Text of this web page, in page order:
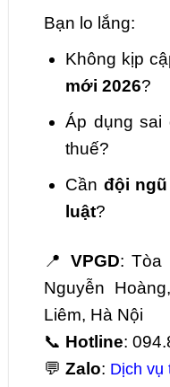
Bạn lo lắng:
Không kịp
mới 2026?
Áp dụng sai
thuế?
Cần đội
luật?
📍 VPGD: Tòa
Nguyễn
Liêm, Hà Nội
📞 Hotline:
💬 Zalo: Dịch vụ